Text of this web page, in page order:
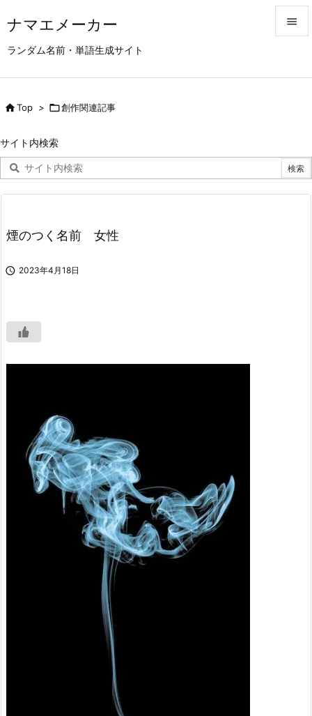
ナマエメーカー
ランダム名前・単語生成サイト


次へ

Top > 創作関連記事
サイト内検索
煙のつく名前 女性
 2023年4月18日